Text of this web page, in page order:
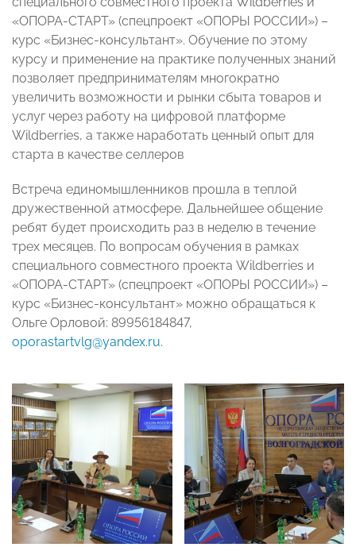
«ОПОРА-СТАРТ» (спецпроект «ОПОРЫ РОССИИ») –
курс «Бизнес-консультант». Обучение по этому
курсу и применение на практике полученных знаний
позволяет предпринимателям многократно
увеличить возможности и рынки сбыта товаров и
услуг через работу на цифровой платформе
Wildberries, а также наработать ценный опыт для
старта в качестве селлеров
Встреча единомышленников прошла в теплой
дружественной атмосфере. Дальнейшее общение
ребят будет происходить раз в неделю в течение
трех месяцев. По вопросам обучения в рамках
специального совместного проекта Wildberries и
«ОПОРА-СТАРТ» (спецпроект «ОПОРЫ РОССИИ») –
курс «Бизнес-консультант» можно обращаться к
Ольге Орловой: 89956184847,
oporastartvlg@yandex.ru.